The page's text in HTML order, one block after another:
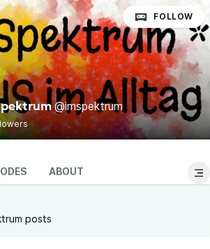
@imspektrum
FOLLOW
ABOUT
posts